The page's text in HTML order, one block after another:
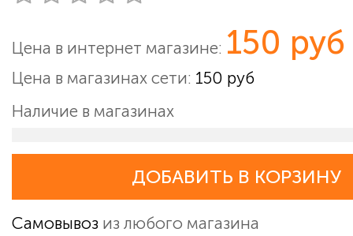
Цена в интернет магазине: 150 руб
Цена в магазинах сети: 150 руб
Наличие в магазинах
ДОБАВИТЬ В КОРЗИНУ
Самовывоз из любого магазина